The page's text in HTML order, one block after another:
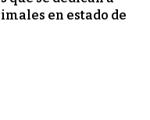
en estado de